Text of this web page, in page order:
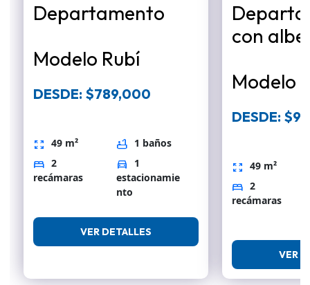
Departamento
Modelo Rubí
DESDE: $789,000
zoom_out_map 49 m²
bed 2
recámaras
bathtub 1 baños
directions_car
1
estacionamie
nto
VER DETALLES
con
Modelo
DESDE:
zoom_out_map 49 m²
bed 2
recámaras
VER